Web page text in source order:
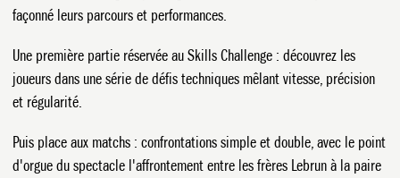
façonné leurs parcours et performances.
Une première partie réservée au Skills Challenge : découvrez les
joueurs dans une série de défis techniques mêlant vitesse, précision
et régularité.
Puis place aux matchs : confrontations simple et double, avec le point
d'orgue du spectacle l'affrontement entre les frères Lebrun à la paire